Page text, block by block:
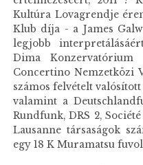
Kultúra Lovagrendje
Klub díja - a James
legjobb
Dima
Concertino Nemzetközi
számos felvételt
valamint a
Rundfunk, DRS 2,
Lausanne társaságok
egy 18 K Muramatsu